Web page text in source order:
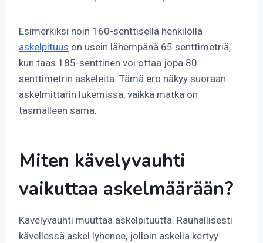
Esimerkiksi noin 160-senttisellä henkilöllä
askelpituus on usein lähempänä 65 senttimetriä,
kun taas 185-senttinen voi ottaa jopa 80
senttimetrin askeleita. Tämä ero näkyy suoraan
askelmittarin lukemissa, vaikka matka on
täsmälleen sama.
Miten kävelyvauhti
vaikuttaa askelmäärään?
Kävelyvauhti muuttaa askelpituutta. Rauhallisesti
kävellessä askel lyhenee, jolloin askelia kertyy